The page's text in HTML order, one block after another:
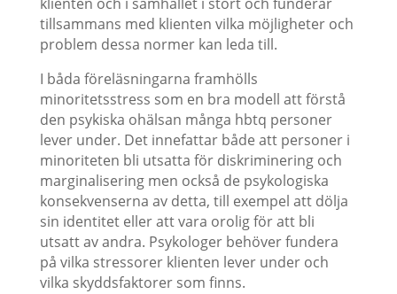
tillsammans med klienten vilka möjligheter och
problem dessa normer kan leda till.
I båda föreläsningarna framhölls
minoritetsstress som en bra modell att förstå
den psykiska ohälsan många hbtq personer
lever under. Det innefattar både att personer i
minoriteten bli utsatta för diskriminering och
marginalisering men också de psykologiska
konsekvenserna av detta, till exempel att dölja
sin identitet eller att vara orolig för att bli
utsatt av andra. Psykologer behöver fundera
på vilka stressorer klienten lever under och
vilka skyddsfaktorer som finns.